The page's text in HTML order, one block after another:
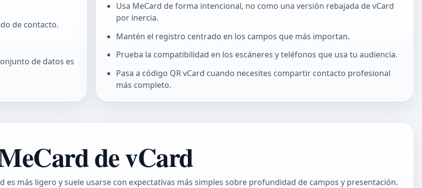
de contacto.
de datos es
Usa MeCard de forma intencional, no como una versión rebajada de vCard
por inercia.
Mantén el registro centrado en los campos que más importan.
Prueba la compatibilidad en los escáneres y teléfonos que usa tu audiencia.
Pasa a código QR vCard cuando necesites compartir contacto profesional
más completo.
de vCard
más ligero y suele usarse con expectativas más simples sobre profundidad de campos y presentación.